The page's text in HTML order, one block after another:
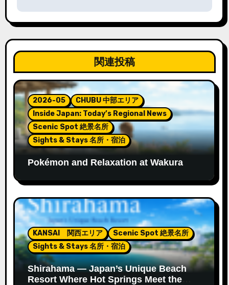
ー
シ
ン
関連投稿
2026-05
CHUBU 中部エリア
Inside Japan: Today’s Regional News
Scenic Spot 絶景名所
Sights & Stays 名所・宿泊
Pokémon and Relaxation at Wakura
KANSAI 関西エリア
Scenic Spot 絶景名所
Sights & Stays 名所・宿泊
Shirahama — Japan’s Unique Beach
Resort Where Hot Springs Meet the